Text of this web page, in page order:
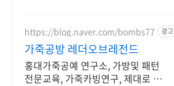
https://blog.naver.com/bombs77 광고
가죽공방 레더오브레전드
홍대가죽공예 연구소, 가방및 패턴
전문교육, 가죽카빙연구, 제대로 배